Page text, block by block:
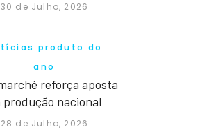
30 de Julho, 2026
produto do
ano
reforça aposta
produção nacional
28 de Julho, 2026